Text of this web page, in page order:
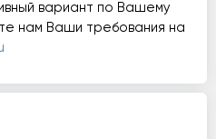
вариант по Вашему
нам Ваши требования на